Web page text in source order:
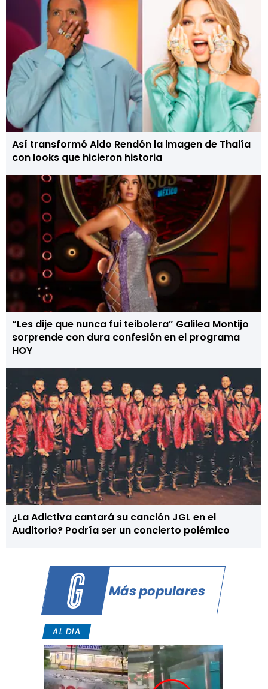
Así transformó Aldo Rendón la imagen de Thalía
con looks que hicieron historia
“Les dije que nunca fui teibolera” Galilea Montijo
sorprende con dura confesión en el programa
HOY
¿La Adictiva cantará su canción JGL en el
Auditorio? Podría ser un concierto polémico
Más populares
AL DIA